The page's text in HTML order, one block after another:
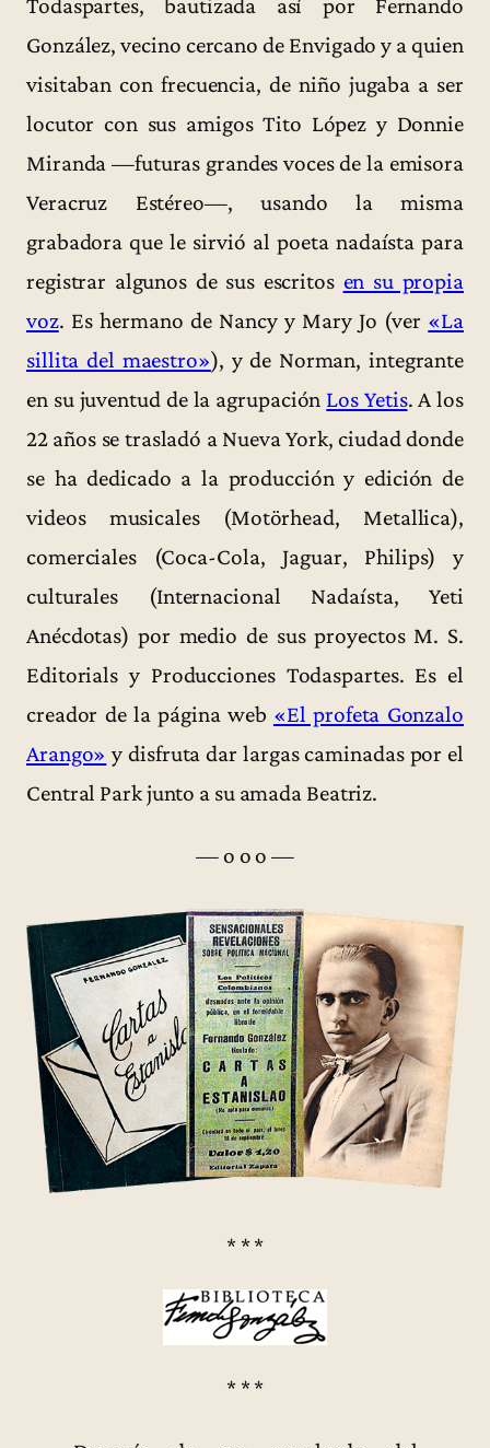
González, vecino cercano de Envigado y a quien
visitaban con frecuencia, de niño jugaba a ser
locutor con sus amigos Tito López y Donnie
Miranda —futuras grandes voces de la emisora
Veracruz Estéreo—, usando la misma
grabadora que le sirvió al poeta nadaísta para
registrar algunos de sus escritos en su propia
voz. Es hermano de Nancy y Mary Jo (ver «La
sillita del maestro»), y de Norman, integrante
en su juventud de la agrupación Los Yetis. A los
22 años se trasladó a Nueva York, ciudad donde
se ha dedicado a la producción y edición de
videos musicales (Motörhead, Metallica),
comerciales (Coca-Cola, Jaguar, Philips) y
culturales (Internacional Nadaísta, Yeti
Anécdotas) por medio de sus proyectos M. S.
Editorials y Producciones Todaspartes. Es el
creador de la página web «El profeta Gonzalo
Arango» y disfruta dar largas caminadas por el
Central Park junto a su amada Beatriz.
— o o o —
* * *
* * *